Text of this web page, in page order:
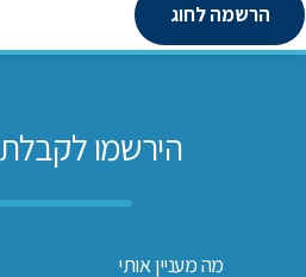
הרשמה לחוג
הירשמו